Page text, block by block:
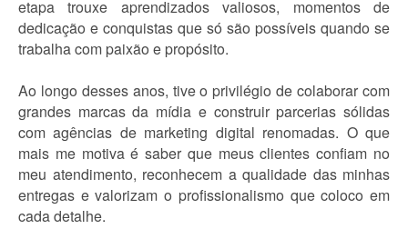
etapa trouxe aprendizados valiosos, momentos de
dedicação e conquistas que só são possíveis quando se
trabalha com paixão e propósito.
Ao longo desses anos, tive o privilégio de colaborar com
grandes marcas da mídia e construir parcerias sólidas
com agências de marketing digital renomadas. O que
mais me motiva é saber que meus clientes confiam no
meu atendimento, reconhecem a qualidade das minhas
entregas e valorizam o profissionalismo que coloco em
cada detalhe.